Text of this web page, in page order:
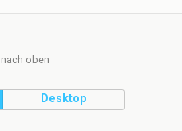
oben
Desktop